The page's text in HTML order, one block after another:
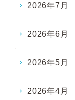
2026年7月
2026年6月
2026年5月
2026年4月